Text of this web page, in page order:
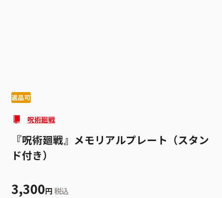
返品可
呪術廻戦
『呪術廻戦』メモリアルプレート（スタン
ド付き）
3,300円 税込